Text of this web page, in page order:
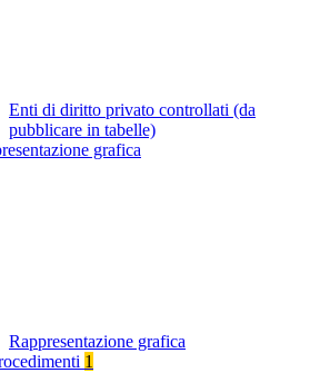
Enti di diritto privato controllati (da
pubblicare in tabelle)
grafica
Rappresentazione grafica
1